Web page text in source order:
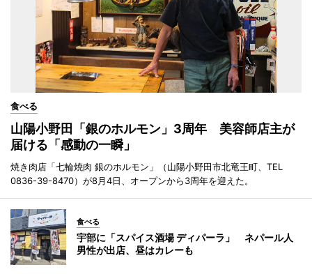
食べる
山陽小野田「銀のホルモン」3周年 美容師店主が
届ける「感動の一瞬」
焼き肉店「七輪焼肉 銀のホルモン」（山陽小野田市北竜王町、TEL
0836-39-8470）が8月4日、オープンから3周年を迎えた。
食べる
宇部に「スパイス酒場 ディパーラ」 ネパール人
男性が出店、昼はカレーも